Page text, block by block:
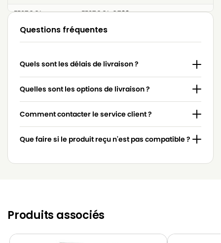
FESTOOL
FESTOOL CT22
FESTOOL
FESTOOL CT33
FESTOOL
FESTOOL CTL 22 E AC
FESTOOL
FESTOOL CTL 33 E
FESTOOL
FESTOOL CTL22
FESTOOL
FESTOOL CTL33
FESTOOL
FESTOOL CTM 22 E
FESTOOL
FESTOOL CTM22
FESTOOL
FESTOOL CTM33
Questions fréquentes
Quels sont les délais de livraison ?
Quelles sont les options de livraison ?
Comment contacter le service client ?
Que faire si le produit reçu n'est pas compatible ?
Produits associés